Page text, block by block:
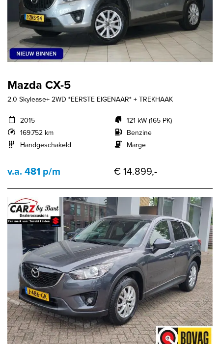
Mazda CX-5
2.0 Skylease+ 2WD *EERSTE EIGENAAR* + TREKHAAK
2015
169.752 km
Handgeschakeld
121 kW (165 PK)
Benzine
Marge
v.a. 481 p/m € 14.899,-